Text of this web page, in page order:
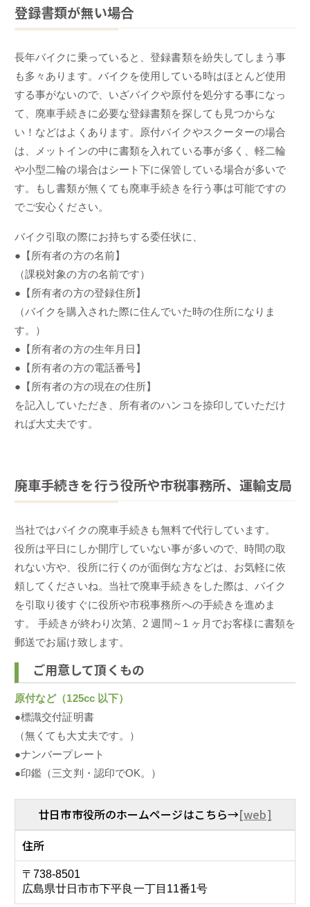
登録書類が無い場合
長年バイクに乗っていると、登録書類を紛失してしまう事
も多々あります。バイクを使用している時はほとんど使用
する事がないので、いざバイクや原付を処分する事になっ
て、廃車手続きに必要な登録書類を探しても見つからな
い！などはよくあります。原付バイクやスクーターの場合
は、メットインの中に書類を入れている事が多く、軽二輪
や小型二輪の場合はシート下に保管している場合が多いで
す。もし書類が無くても廃車手続きを行う事は可能ですの
でご安心ください。
バイク引取の際にお持ちする委任状に、
●【所有者の方の名前】
（課税対象の方の名前です）
●【所有者の方の登録住所】
（バイクを購入された際に住んでいた時の住所になりま
す。）
●【所有者の方の生年月日】
●【所有者の方の電話番号】
●【所有者の方の現在の住所】
を記入していただき、所有者のハンコを捺印していただけ
れば大丈夫です。
廃車手続きを行う役所や市税事務所、運輸支局
当社ではバイクの廃車手続きも無料で代行しています。
役所は平日にしか開庁していない事が多いので、時間の取
れない方や、役所に行くのが面倒な方などは、お気軽に依
頼してくださいね。当社で廃車手続きをした際は、バイク
を引取り後すぐに役所や市税事務所への手続きを進めま
す。 手続きが終わり次第、2 週間～1 ヶ月でお客様に書類を
郵送でお届け致します。
ご用意して頂くもの
原付など（125cc 以下）
●標識交付証明書
（無くても大丈夫です。）
●ナンバープレート
●印鑑（三文判・認印でOK。）
廿日市市役所のホームページはこちら→[web]
住所
〒738-8501
広島県廿日市市下平良一丁目11番1号